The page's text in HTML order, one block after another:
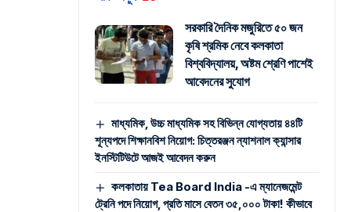
সরকারি দৈনিক মজুরিতে ৫০ জন
কৃষি শ্রমিক নেবে কলকাতা
বিশ্ববিদ্যালয়, অষ্টম শ্রেণি পাশেই
আবেদনের সুযোগ
মাধ্যমিক, উচ্চ মাধ্যমিক সহ বিভিন্ন যোগ্যতায় ৪৪টি
শূন্যপদে শিক্ষানবিশ নিয়োগ: চিত্তরঞ্জন ন্যাশনাল ক্যান্সার
ইনস্টিটিউটে আজই আবেদন করুন
কলকাতায় Tea Board India -এ ম্যানেজমেন্ট
ট্রেনি পদে নিয়োগ, প্রতি মাসে বেতন ৩৫,০০০ টাকা! কীভাবে